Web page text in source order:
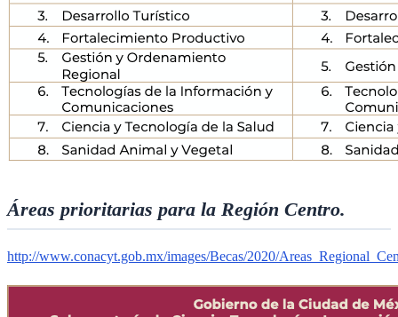
Áreas prioritarias para la Región Centro.
http://www.conacyt.gob.mx/images/Becas/2020/